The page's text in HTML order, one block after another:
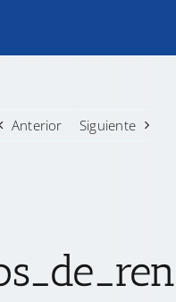
Anterior Siguiente